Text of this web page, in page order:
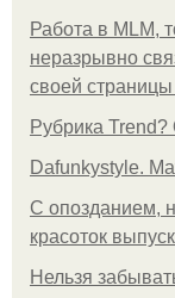
Работа в MLM,
неразрывно
своей страницы
Рубрика
Dafunkystyle.
С опозданием,
красоток
Нельзя